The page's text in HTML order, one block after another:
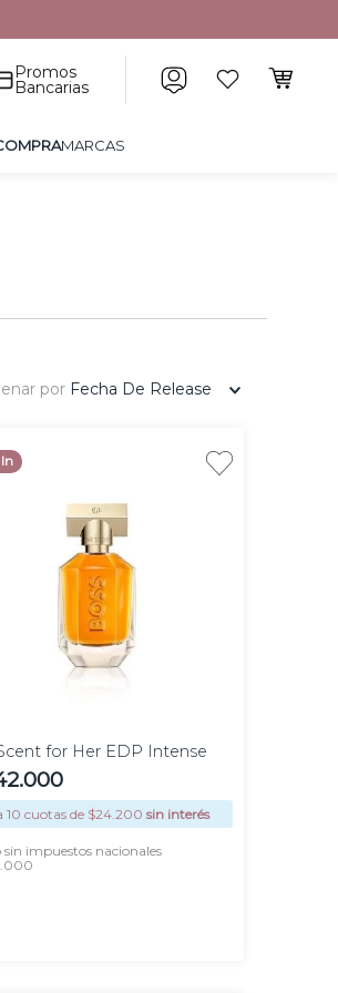
Promos
Bancarias
MARCAS
por Fecha De Release
for Her EDP Intense
.000
10 cuotas de $24.200 sin interés
sin impuestos nacionales